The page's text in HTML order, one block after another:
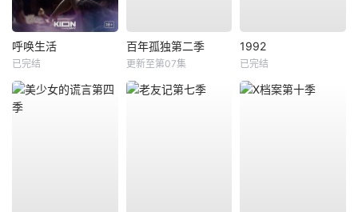
呼唤生活
已完结
百年孤独第二季
更新至第07集
1992
已完结